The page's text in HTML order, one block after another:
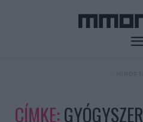
CÍMKE: GYÓGYSZER